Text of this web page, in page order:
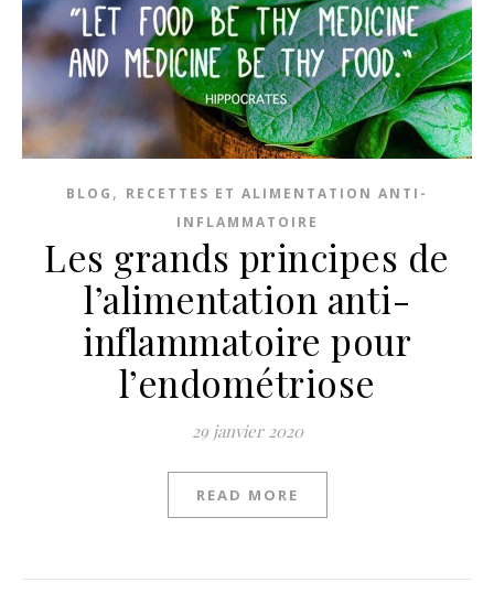
BLOG , RECETTES ET ALIMENTATION ANTI-
INFLAMMATOIRE
Les grands principes de
l’alimentation anti-
inflammatoire pour
l’endométriose
29 janvier 2020
READ MORE